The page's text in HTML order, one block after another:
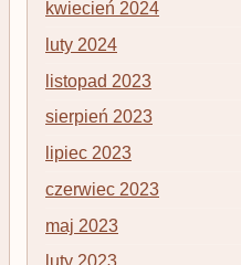
kwiecień 2024
luty 2024
listopad 2023
sierpień 2023
lipiec 2023
czerwiec 2023
maj 2023